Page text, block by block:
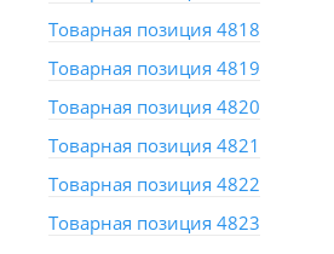
Товарная позиция 4818
Товарная позиция 4819
Товарная позиция 4820
Товарная позиция 4821
Товарная позиция 4822
Товарная позиция 4823